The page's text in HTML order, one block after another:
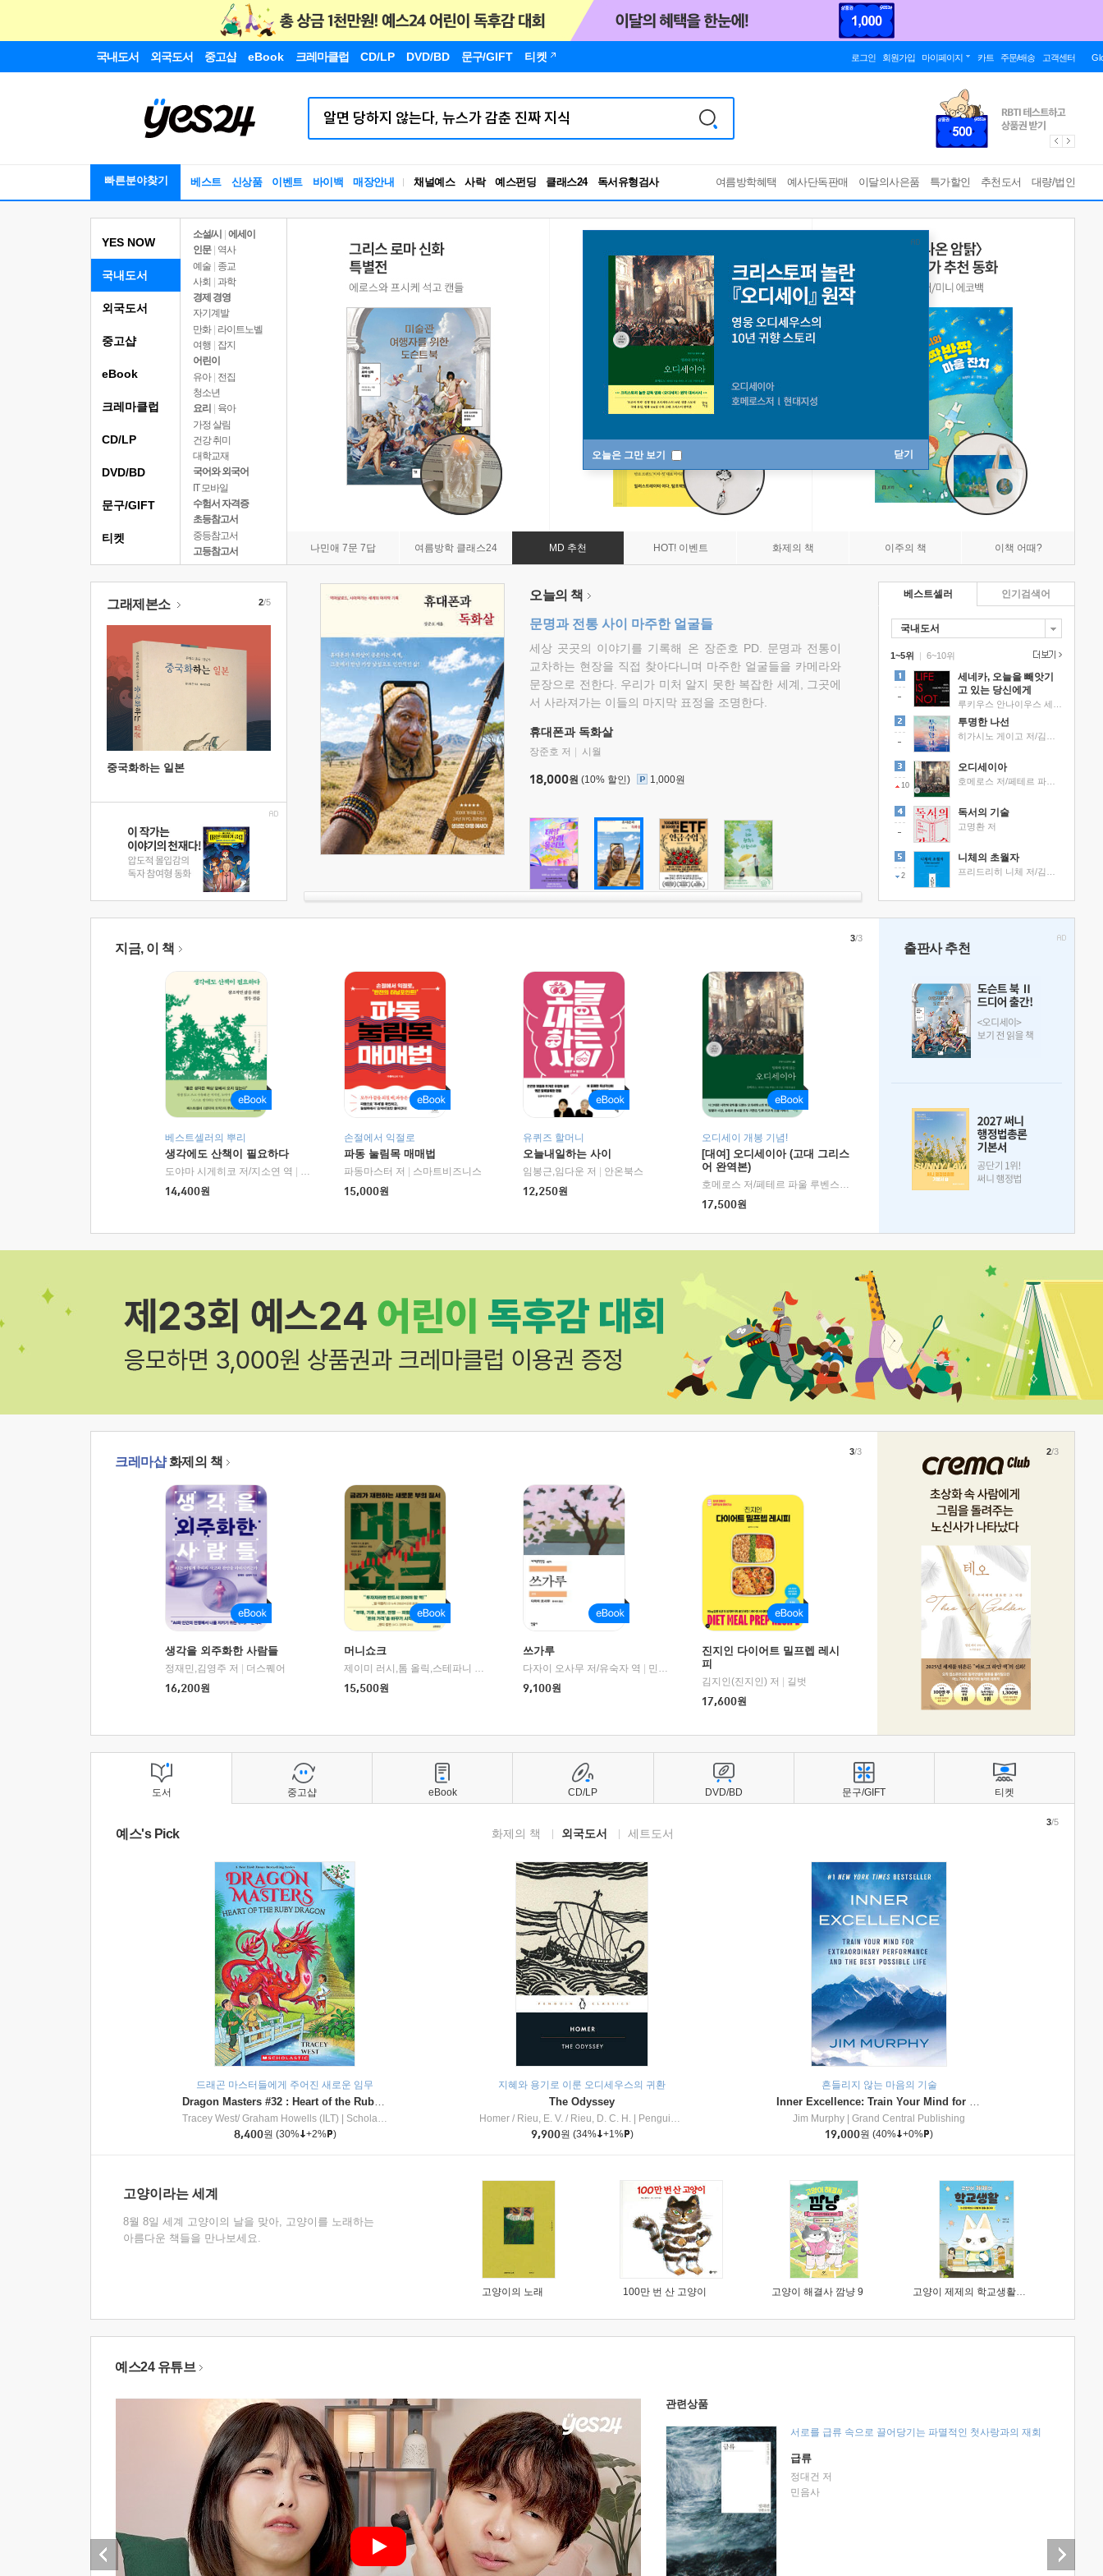
국내도서 외국도서 중고샵 eBook 크레마클럽 CD/LP DVD/BD 문구/GIFT 티켓 로그인 회원가입 마이페이지 카트 주문/배송 고객센터
빠른분야찾기 베스트 신상품 이벤트 바이백 매장안내 채널예스 사락 예스펀딩 클래스24
독서유형검사
RBTI Lab
독서유형검사
여름방학혜택 예사단독판매 이달의사은품 특가할인 추천도서 대량/법인
오늘은 그만 보기 닫기
YES NOW
국내도서
소설/시
에세이
인문
역사
예술 | 종교
사회 | 과학
경제 경영
자기계발
만화 | 라이트노벨
여행
잡지
어린이
유아 | 전집
청소년
요리
육아
가정 살림
건강 취미
대학교재
국어와 외국어
IT 모바일
수험서 자격증
초등참고서
중등참고서
고등참고서
나민애 7문 7답 여름방학 클래스24 MD 추천 HOT! 이벤트 화제의 책 이주의 책 이책 어때?
외국도서
중고샵
eBook
크레마클럽
CD/LP
DVD/BD
문구/GIFT
티켓
그래제본소
중국화하는 일본
2/5 오늘의 책
문명과 전통 사이 마주한 얼굴들
세상 곳곳의 이야기를 기록해 온 장준호 PD. 문명과 전통이
교차하는 현장을 직접 찾아다니며 마주한 얼굴들을 카메라와
문장으로 전한다. 우리가 미처 알지 못한 복잡한 세계, 그곳에
서 사라져가는 이들의 마지막 표정을 조명한다.
휴대폰과 독화살
장준호 저 시월
18,000원 (10% 할인) 1,000원
베스트셀러
국내도서
1~5위 |
세네카, 오늘을 빼앗기
고 있는 당신에게
투명한 나선
10
오디세이아
독서의 기술
고명환 저
2
니체의 초월자
6~10위
인기검색어
지금, 이 책
베스트셀러의 뿌리
생각에도 산책이 필요하다
도야마 시게히코 저/지소연 역
알에이치코리아(RHK)
14,400원
손절에서 익절로
파동 눌림목 매매법
파동마스터 저
스마트비즈니스
15,000원
유퀴즈 할머니
오늘내일하는 사이
임봉근,임다운 저
안온북스
12,250원
오디세이 개봉 기념!
[대여] 오디세이아 (고대 그리스
어 완역본)
호메로스 저/페테르 파울 루벤스 그림/박문재 역
현대지성
17,500원
3/3
출판사 추천
크레마샵화제의 책
생각을 외주화한 사람들
정재민,김영주 저
더스퀘어
16,200원
머니쇼크
제이미 러시,톰 올릭,스테파니 플랜더스 편저/임경은 역/박정호 감수 |
교보문고
15,500원
쓰가루
다자이 오사무 저/유숙자 역
민음사
9,100원
진지인 다이어트 밀프렙 레시
피
김지인(진지인) 저
길벗
17,600원
3/3 2/3
도서
예스's Pick 화제의 책 외국도서 세트도서
드래곤 마스터들에게 주어진 새로운 임무
Dragon Masters #32 : Heart of the Ruby Dragon (A Branches Book)
Tracey West/ Graham Howells (ILT)
Scholastic Inc
8,400원 (30% +2% )
지혜와 용기로 이룬 오디세우스의 귀환
The Odyssey
Homer / Rieu, E. V. / Rieu, D. C. H.
Penguin Group
9,900원 (34% +1% )
흔들리지 않는 마음의 기술
Inner Excellence: Train Your Mind for Extraordinary Performance and the Best Possible Life
Jim Murphy
Grand Central Publishing
19,000원 (40% +0% )
3/5
고양이라는 세계
8월 8일 세계 고양이의 날을 맞아, 고양이를 노래하는
아름다운 책들을 만나보세요.
고양이의 노래 100만 번 산 고양이 고양이 해결사 깜냥 9 고양이 제제의 학교생활 1 : 초등학생이 이렇게 힘들 줄이야
중고샵 eBook CD/LP DVD/BD 문구/GIFT 티켓
예스24 유튜브
관련상품
서로를 급류 속으로 끌어당기는 파멸적인 첫사랑과의 재회
급류
정대건 저
민음사